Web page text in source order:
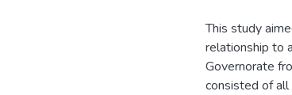
This study
relationship to
Governorate
consisted of